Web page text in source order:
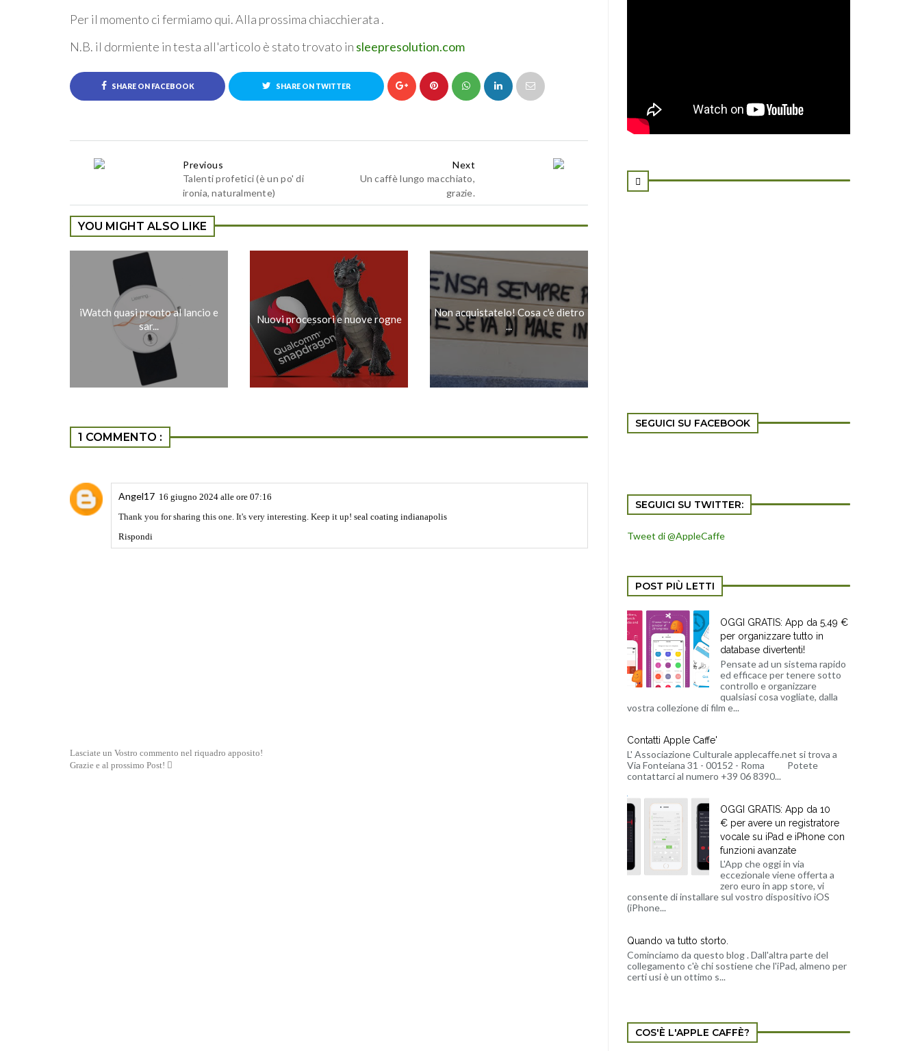
Per il momento ci fermiamo qui. Alla prossima chiacchierata .
N.B. il dormiente in testa all'articolo è stato trovato in sleepresolution.com
SHARE ON FACEBOOK SHARE ON TWITTER
Next
Un caffè lungo macchiato,
grazie.
Previous
Talenti profetici (è un po' di
ironia, naturalmente)
YOU MIGHT ALSO LIKE
iWatch quasi pronto al lancio e
sar...
Nuovi processori e nuove rogne
Non acquistatelo! Cosa c'è dietro
...
1 COMMENTO :
Angel17 16 giugno 2024 alle ore 07:16
Thank you for sharing this one. It's very interesting. Keep it up! seal coating indianapolis
Rispondi
Lasciate un Vostro commento nel riquadro apposito!
Grazie e al prossimo Post! 

SEGUICI SU FACEBOOK
SEGUICI SU TWITTER:
Tweet di @AppleCaffe
POST PIÙ LETTI
OGGI GRATIS: App da 5,49 €
per organizzare tutto in
database divertenti!
Pensate ad un sistema rapido
ed efficace per tenere sotto
controllo e organizzare
qualsiasi cosa vogliate, dalla
vostra collezione di film e...
Contatti Apple Caffe'
L' Associazione Culturale applecaffe.net si trova a
Via Fonteiana 31 - 00152 - Roma Potete
contattarci al numero +39 06 8390...
OGGI GRATIS: App da 10
€ per avere un registratore
vocale su iPad e iPhone con
funzioni avanzate
L'App che oggi in via
eccezionale viene offerta a
zero euro in app store, vi
consente di installare sul vostro dispositivo iOS
(iPhone...
Quando va tutto storto.
Cominciamo da questo blog . Dall'altra parte del
collegamento c'è chi sostiene che l'iPad, almeno per
certi usi è un ottimo s...
COS'È L'APPLE CAFFÈ?